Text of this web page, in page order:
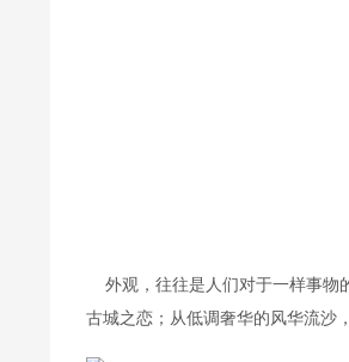
外观，往往是人们对于一样事物
古城之恋；从低调奢华的风华流沙